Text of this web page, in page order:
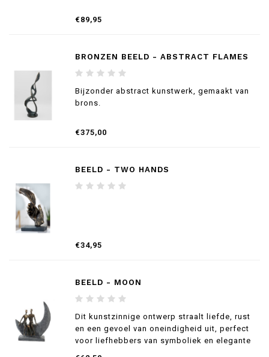
€89,95
BRONZEN BEELD - ABSTRACT FLAMES
Bijzonder abstract kunstwerk, gemaakt van
brons.
€375,00
BEELD - TWO HANDS
€34,95
BEELD - MOON
Dit kunstzinnige ontwerp straalt liefde, rust
en een gevoel van oneindigheid uit, perfect
voor liefhebbers van symboliek en elegante